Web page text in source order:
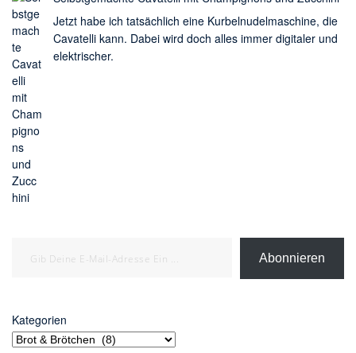
Jetzt habe ich tatsächlich eine Kurbelnudelmaschine, die
Cavatelli kann. Dabei wird doch alles immer digitaler und
elektrischer.
Abonnieren
Kategorien